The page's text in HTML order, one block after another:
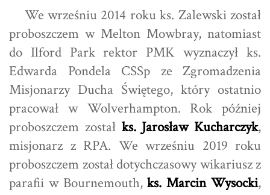
We wrześniu 2014 roku ks. Zalewski został
proboszczem w Melton Mowbray, natomiast
do Ilford Park rektor PMK wyznaczył ks.
Edwarda Pondela CSSp ze Zgromadzenia
Misjonarzy Ducha Świętego, który ostatnio
pracował w Wolverhampton. Rok później
proboszczem został ks. Jarosław Kucharczyk,
misjonarz z RPA. We wrześniu 2019 roku
proboszczem został dotychczasowy wikariusz z
parafii w Bournemouth,ks. Marcin Wysocki,